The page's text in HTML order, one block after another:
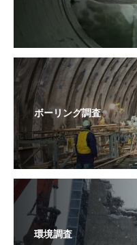
ボーリング調査
環境調査